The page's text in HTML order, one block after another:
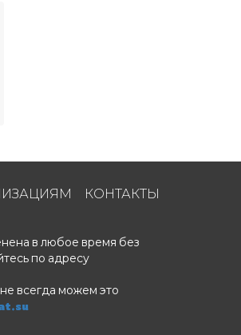
КОНТАКТЫ
в любое время без
по адресу
всегда можем это